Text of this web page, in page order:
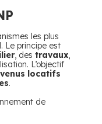
les plus
Le principe est
, des travaux,
L’objectif
locatifs
.
de